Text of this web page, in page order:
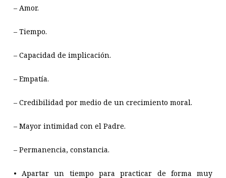
– Amor.
– Tiempo.
– Capacidad de implicación.
– Empatía.
– Credibilidad por medio de un crecimiento moral.
– Mayor intimidad con el Padre.
– Permanencia, constancia.
• Apartar un tiempo para practicar de forma muy